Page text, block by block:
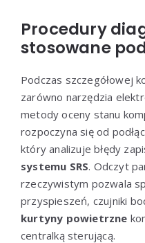
Procedury
stosowane
Podczas szczegółowej
zarówno narzędzia
metody oceny stanu
rozpoczyna się od
który analizuje błędy
systemu SRS. Odczyt
rzeczywistym pozwala
przyspieszeń, czujniki
kurtyny powietrzne
centralką sterującą.